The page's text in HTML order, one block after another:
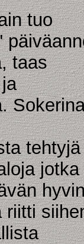
tuo
taas
tehtyjä
jotka
riitti